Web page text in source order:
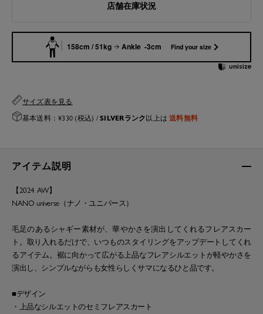
アイテム説明
【2024 AW】
NANO universe（ナノ・ユニバース）
毛足のあるシャギー素材が、華やかさを演出してくれるフレアスカー
ト。取り入れるだけで、いつものスタイリングをアップデートしてくれ
るアイテム。裾に向かって広がる上品なフレアシルエットが軽やかさを
演出し、シンプルながらも女性らしくサマになるひと品です。
■デザイン
・上品なシルエットのセミフレアスカート
店舗在庫状況
158cm / 51kg Ankle -3cm Find your size
サイズ表を見る
基本送料：¥330 (税込) /SILVERランク 以上は送料無料